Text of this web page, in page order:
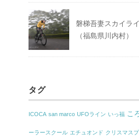
磐梯吾妻スカイラ
（福島県川内村）
タグ
ICOCA san marco UFOライン いっ福 こ
ーラースクール エチュオンド クリスマス